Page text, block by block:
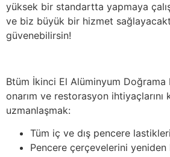
yüksek bir standartta yapmaya
ve biz büyük bir hizmet
güvenebilirsin!
Btüm İkinci El Alüminyum Doğrama
onarım ve restorasyon ihtiyaçlarını
uzmanlaşmak:
Tüm iç ve dış pencere
Pencere çerçevelerini